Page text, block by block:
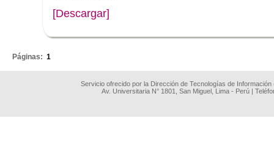
[Descargar]
Páginas: 1
Servicio ofrecido por la Dirección de Tecnologías de
Av. Universitaria N° 1801, San Miguel, Lima - Perú |